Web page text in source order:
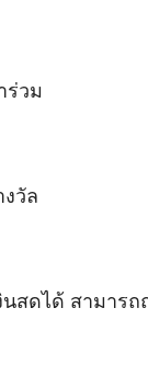
ร่วม
วัล
สดได้ สามาร